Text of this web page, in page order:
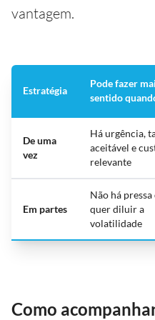
vantagem.
Estratégia
Pode fazer
sentido
De uma
vez
Há urgência,
aceitável e
relevante
Em partes
Não há pressa
quer diluir a
volatilidade
Como